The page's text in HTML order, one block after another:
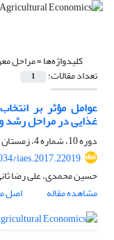
کلیدواژه‌ها =مراحل
تعداد مقالات: 1
عوامل مؤثر بر
غذایی در مراحل
دوره 10، شماره 4، زمستان 1395، صفحه
iaes.2017.22019
حسین محمدی، علی رضا
مشاهده مقاله
اصل